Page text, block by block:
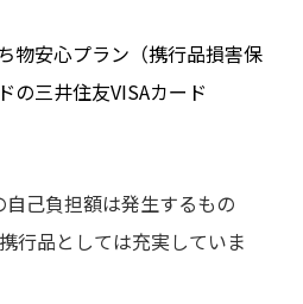
物安心プラン（携行品損害保
の三井住友VISAカード
自己負担額は発生するもの
行品としては充実していま